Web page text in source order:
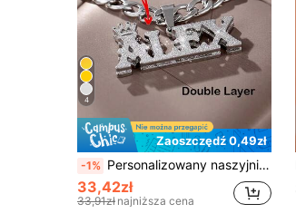
4
Zaoszczędź 0,49zł
-1% Personalizowany naszyjnik z podwójnym łańcuchem curb z imieniem, 304 stal nierdzewna, kolor złoty, hip-hopowy błyszczący 3D wisiorek dla mężczyzn, spersonalizowany prezent dla niego, taty, pary (Dzień Ojca, Ukończenie Studiów, Dzień Matki), unisex, vintage, odporny na matowienie, efektowny
33,42zł
33,91zł najniższa cena